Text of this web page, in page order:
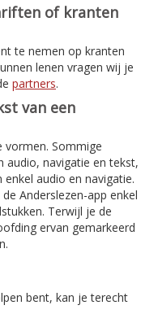
of kranten
te nemen op kranten
lenen vragen wij je
partners.
van een
vormen. Sommige
audio, navigatie en tekst,
audio en navigatie.
Anderslezen-app enkel
Terwijl je de
ervan gemarkeerd
bent, kan je terecht